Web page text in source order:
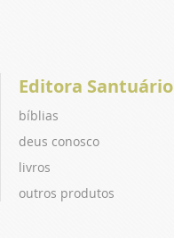
Editora Santuário
bíblias
deus conosco
livros
outros produtos